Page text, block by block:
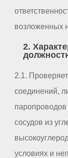
возложенных
2.
2.1.
соединений,
паропроводов
сосудов из
условиях и